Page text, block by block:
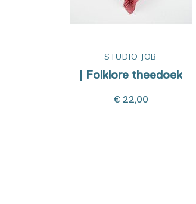
STUDIO JOB
| Folklore theedoek
€ 22,00